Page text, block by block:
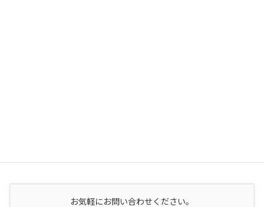
2013年7月5日
お気軽にお問い合わせください。